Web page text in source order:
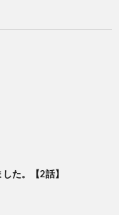
た。【2話】